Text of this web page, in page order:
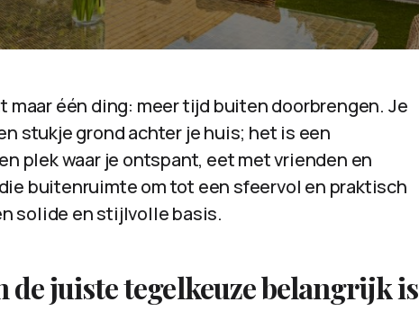
maar één ding: meer tijd buiten doorbrengen. Je
stukje grond achter je huis; het is een
plek waar je ontspant, eet met vrienden en
buitenruimte om tot een sfeervol en praktisch
solide en stijlvolle basis.
de juiste tegelkeuze belangrijk is